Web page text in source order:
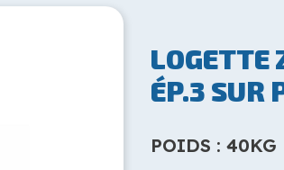
ÉP.3 SUR
POIDS : 40KG